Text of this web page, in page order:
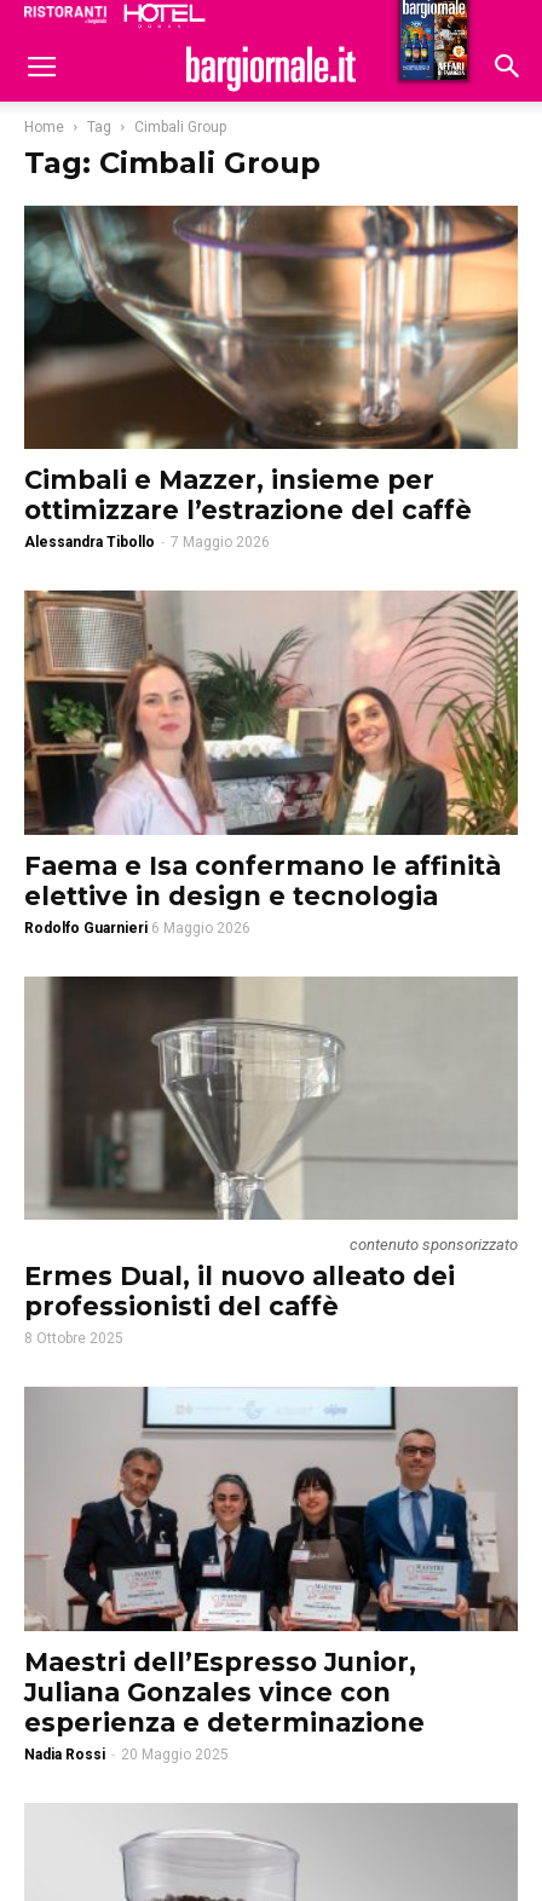
Hoteldomani
Home Tag Cimbali Group
Tag: Cimbali Group
Cimbali e Mazzer, insieme per
ottimizzare l’estrazione del caffè
Alessandra Tibollo - 7 Maggio 2026
Faema e Isa confermano le affinità
elettive in design e tecnologia
Rodolfo Guarnieri 6 Maggio 2026
contenuto sponsorizzato
Ermes Dual, il nuovo alleato dei
professionisti del caffè
8 Ottobre 2025
Maestri dell’Espresso Junior,
Juliana Gonzales vince con
esperienza e determinazione
Nadia Rossi - 20 Maggio 2025